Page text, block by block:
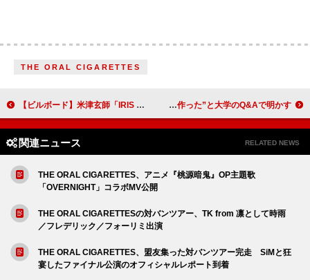
THE ORAL CIGARETTES
【ビルボード】米津玄師「IRIS OUT」グローバル・ジャパン・ソングスV11 KANA-BOON「シルエット」ついにトップ10入り マシュー・ヒーリー、The 1975がアルバムを“2枚作った”と大学のQ&Aで明かす
関連ニュース RELATED NEWS
THE ORAL CIGARETTES、アニメ『桃源暗鬼』OP主題歌
「OVERNIGHT」コラボMV公開
THE ORAL CIGARETTESの対バンツアー、TK from 凛として時雨
／フレデリック／フォーリミ出演
THE ORAL CIGARETTES、盟友集った対バンツアー完走 SiMと狂
宴したファイナル公演のオフィシャルレポート到着